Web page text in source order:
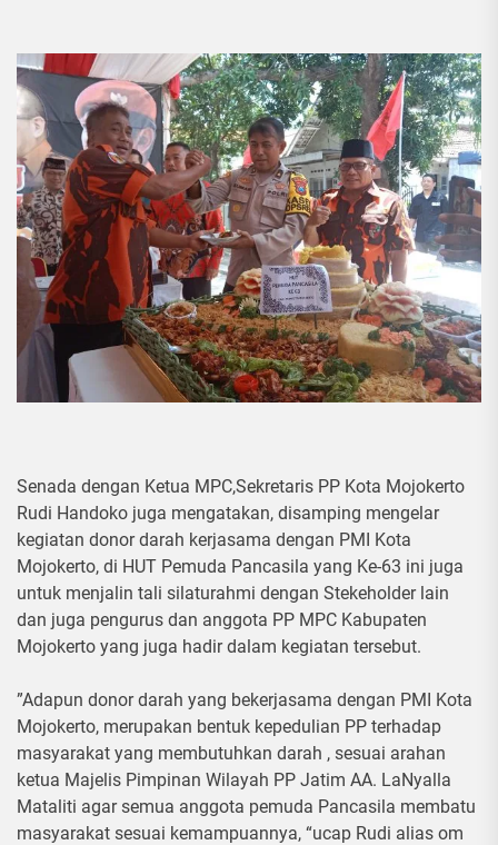
Senada dengan Ketua MPC,Sekretaris PP Kota Mojokerto
Rudi Handoko juga mengatakan, disamping mengelar
kegiatan donor darah kerjasama dengan PMI Kota
Mojokerto, di HUT Pemuda Pancasila yang Ke-63 ini juga
untuk menjalin tali silaturahmi dengan Stekeholder lain
dan juga pengurus dan anggota PP MPC Kabupaten
Mojokerto yang juga hadir dalam kegiatan tersebut.
”Adapun donor darah yang bekerjasama dengan PMI Kota
Mojokerto, merupakan bentuk kepedulian PP terhadap
masyarakat yang membutuhkan darah , sesuai arahan
ketua Majelis Pimpinan Wilayah PP Jatim AA. LaNyalla
Mataliti agar semua anggota pemuda Pancasila membatu
masyarakat sesuai kemampuannya, “ucap Rudi alias om